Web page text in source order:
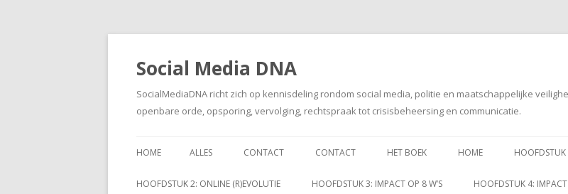
Social Media DNA
SocialMediaDNA richt zich op kennisdeling rondom social media, politie en maatschappelijke
openbare orde, opsporing, vervolging, rechtspraak tot crisisbeheersing en communicatie.
naar
HOME ALLES CONTACT CONTACT HET BOEK HOME HOOFDSTUK
HOOFDSTUK 2: ONLINE (R)EVOLUTIE HOOFDSTUK 3: IMPACT OP 8 W’S HOOFDSTUK 4: